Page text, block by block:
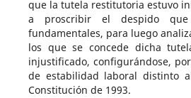
que la tutela restitutoria estuvo
a proscribir el despido que
fundamentales, para luego
los que se concede dicha
injustificado, configurándose,
de estabilidad laboral distinto
Constitución de 1993.